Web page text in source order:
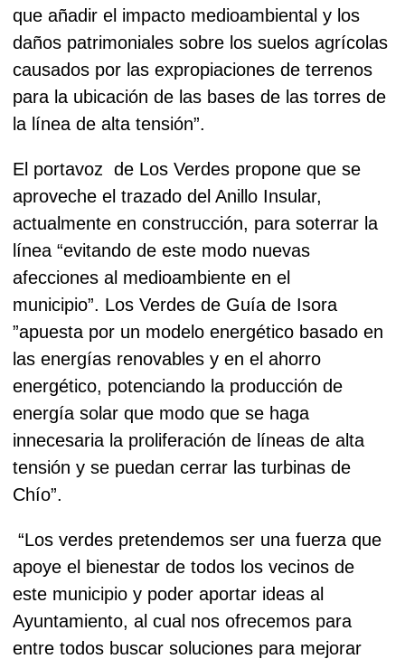
que añadir el impacto medioambiental y los
daños patrimoniales sobre los suelos agrícolas
causados por las expropiaciones de terrenos
para la ubicación de las bases de las torres de
la línea de alta tensión”.
El portavoz de Los Verdes propone que se
aproveche el trazado del Anillo Insular,
actualmente en construcción, para soterrar la
línea “evitando de este modo nuevas
afecciones al medioambiente en el
municipio”. Los Verdes de Guía de Isora
”apuesta por un modelo energético basado en
las energías renovables y en el ahorro
energético, potenciando la producción de
energía solar que modo que se haga
innecesaria la proliferación de líneas de alta
tensión y se puedan cerrar las turbinas de
Chío”.
“Los verdes pretendemos ser una fuerza que
apoye el bienestar de todos los vecinos de
este municipio y poder aportar ideas al
Ayuntamiento, al cual nos ofrecemos para
entre todos buscar soluciones para mejorar